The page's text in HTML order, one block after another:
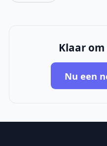
Klaar
Nu een